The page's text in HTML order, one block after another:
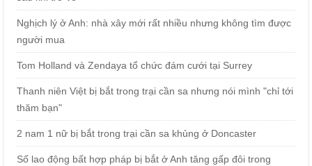
Nghịch lý ở Anh: nhà xây mới rất nhiều nhưng không tìm được
người mua
Tom Holland và Zendaya tổ chức đám cưới tại Surrey
Thanh niên Việt bị bắt trong trại cần sa nhưng nói mình "chỉ tới
thăm bạn"
2 nam 1 nữ bị bắt trong trại cần sa khủng ở Doncaster
Số lao động bất hợp pháp bị bắt ở Anh tăng gấp đôi trong